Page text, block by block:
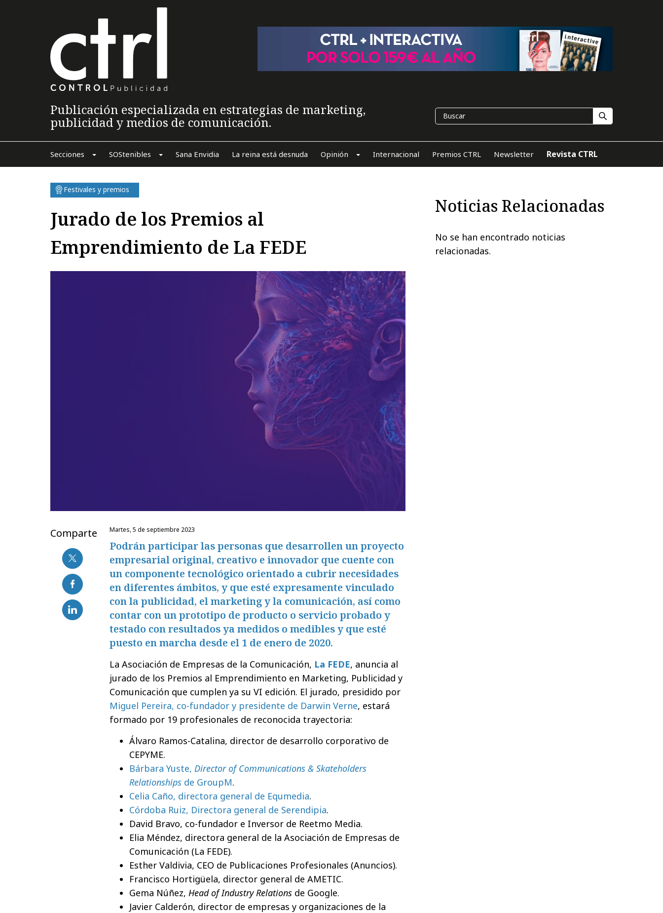
Publicación especializada en estrategias de marketing,
publicidad y medios de comunicación.
Secciones SOStenibles Sana Envidia La reina está desnuda Opinión Internacional Premios CTRL Newsletter Revista CTRL
Festivales y premios
Jurado de los Premios al
Emprendimiento de La FEDE
Comparte martes, 5 de septiembre 2023
Podrán participar las personas que desarrollen un proyecto
empresarial original, creativo e innovador que cuente con
un componente tecnológico orientado a cubrir necesidades
en diferentes ámbitos, y que esté expresamente vinculado
con la publicidad, el marketing y la comunicación, así como
contar con un prototipo de producto o servicio probado y
testado con resultados ya medidos o medibles y que esté
puesto en marcha desde el 1 de enero de 2020.
La Asociación de Empresas de la Comunicación, La FEDE, anuncia al
jurado de los Premios al Emprendimiento en Marketing, Publicidad y
Comunicación que cumplen ya su VI edición. El jurado, presidido por
Miguel Pereira, co-fundador y presidente de Darwin Verne, estará
formado por 19 profesionales de reconocida trayectoria:
Álvaro Ramos-Catalina, director de desarrollo corporativo de
CEPYME.
Bárbara Yuste, Director of Communications & Skateholders
Relationships de GroupM.
Celia Caño, directora general de Equmedia.
Córdoba Ruiz, Directora general de Serendipia.
David Bravo, co-fundador e Inversor de Reetmo Media.
Elia Méndez, directora general de la Asociación de Empresas de
Comunicación (La FEDE).
Esther Valdivia, CEO de Publicaciones Profesionales (Anuncios).
Francisco Hortigüela, director general de AMETIC.
Gema Núñez, Head of Industry Relations de Google.
Javier Calderón, director de empresas y organizaciones de la
Noticias Relacionadas
No se han encontrado noticias
relacionadas.